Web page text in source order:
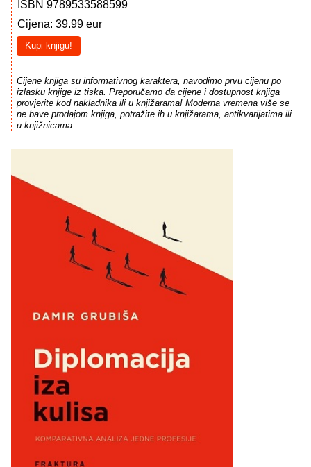
ISBN 9789533588599
Cijena: 39.99 eur
Kupi knjigu!
Cijene knjiga su informativnog karaktera, navodimo prvu cijenu po
izlasku knjige iz tiska. Preporučamo da cijene i dostupnost knjiga
provjerite kod nakladnika ili u knjižarama! Moderna vremena više se
ne bave prodajom knjiga, potražite ih u knjižarama, antikvarijatima ili
u knjižnicama.